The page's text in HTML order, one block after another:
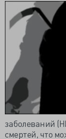
заболеваний
смертей, что